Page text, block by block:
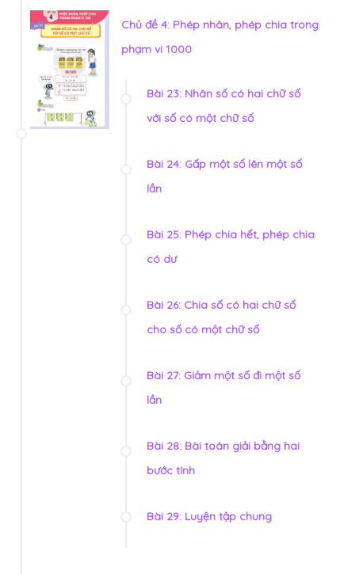
Chủ đề 4: Phép nhân, phép chia trong
phạm vi 1000
Bài 23: Nhân số có hai chữ số
với số có một chữ số
Bài 24: Gấp một số lên một số
lần
Bài 25: Phép chia hết, phép chia
có dư
Bài 26: Chia số có hai chữ số
cho số có một chữ số
Bài 27: Giảm một số đi một số
lần
Bài 28: Bài toán giải bằng hai
bước tính
Bài 29: Luyện tập chung